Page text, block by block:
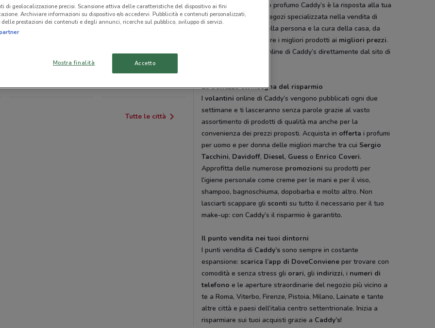
VELLETRI TIVOLI
Tutte le città
comprare
il tuo nuovo profumo Caddy’s è la risposta alla tua
domanda. Catena di negozi specializzata nella vendita di
prodotti per l’igiene della persona e la cura della casa, da
Caddy’s troverai sempre i migliori prodotti ai migliori prezzi.
online di Caddy’s direttamente dal sito di
La bellezza all’insegna del risparmio
Ivolantini online di Caddy’s vengono pubblicati ogni due
settimane e ti lasceranno senza parole grazie al vasto
assortimento di prodotti di qualità ma anche per la
convenienza dei prezzi proposti. Acquista in offerta i profumi
per uomo e per donna delle migliori marche tra cui Sergio
Tacchini, Davidoff, Diesel, Guess o Enrico Coveri.
Approfitta delle numerose promozioni su prodotti per
l’igiene personale come creme per le mani e per il viso,
shampoo, bagnoschiuma, dopobarba e molto altro. Non
lasciarti scappare gli sconti su tutto il necessario per il tuo
make-up: con Caddy’s il risparmio è garantito.
Il punto vendita nei tuoi dintorni
I punti vendita di Caddy’s sono sempre in costante
espansione: scarica l’app di DoveConviene per trovare con
comodità e senza stress gli orari, gli indirizzi, i numeri di
telefono e le aperture straordinarie del negozio più vicino a
te a Roma, Viterbo, Firenze, Pistoia, Milano, Lainate e tante
altre città e paesi dell’italia centro settentrionale. Inizia a
risparmiare sui tuoi acquisti grazie a Caddy’s!
di geolocalizzazione precisi. Scansione attiva delle caratteristiche del dispositivo ai fini
Archiviare informazioni su dispositivo e/o accedervi. Pubblicità e contenuti personalizzati,
prestazioni dei contenuti e degli annunci, ricerche sul pubblico, sviluppo di servizi.
Mostra finalità Accetto